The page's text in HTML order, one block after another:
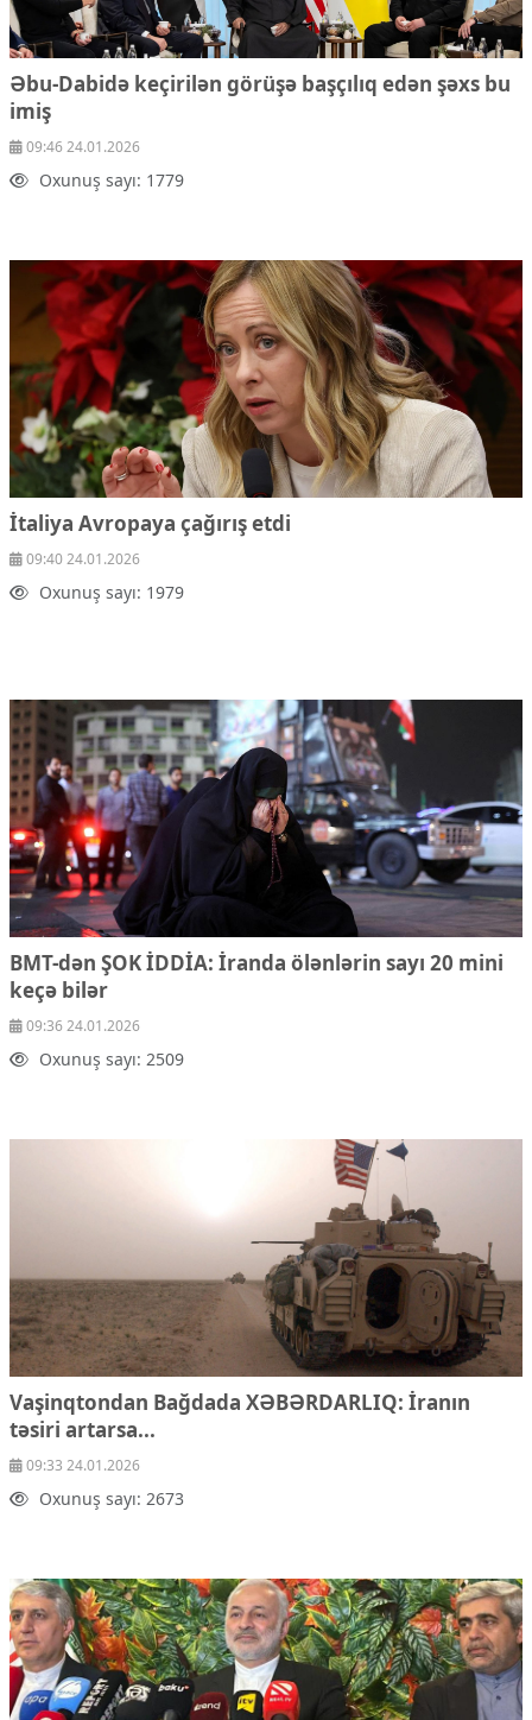
Əbu-Dabidə keçirilən görüşə başçılıq edən şəxs bu
imiş
09:46 24.01.2026
Oxunuş sayı: 1779
İtaliya Avropaya çağırış etdi
09:40 24.01.2026
Oxunuş sayı: 1979
BMT-dən ŞOK İDDİA: İranda ölənlərin sayı 20 mini
keçə bilər
09:36 24.01.2026
Oxunuş sayı: 2509
Vaşinqtondan Bağdada XƏBƏRDARLIQ: İranın
təsiri artarsa...
09:33 24.01.2026
Oxunuş sayı: 2673